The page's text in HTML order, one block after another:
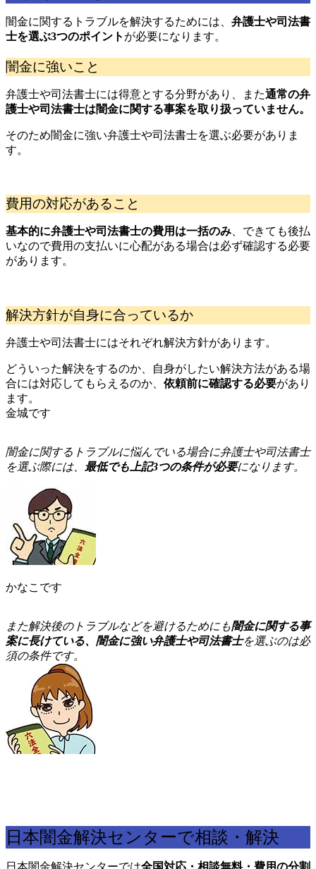
闇金に関するトラブルを解決するためには、 弁護士や司法書
士を選ぶ3つのポイント が必要になります。
闇金に強いこと
弁護士や司法書士には得意とする分野があり、また通常の弁
護士や司法書士は闇金に関する事案を取り扱っていません。
そのため闇金に強い弁護士や司法書士を選ぶ必要がありま
す。
費用の対応があること
基本的に弁護士や司法書士の費用は一括のみ、できても後払
いなので費用の支払いに心配がある場合は必ず確認する必要
があります。
解決方針が自身に合っているか
弁護士や司法書士にはそれぞれ解決方針があります。
どういった解決をするのか、自身がしたい解決方法がある場
合には対応してもらえるのか、 依頼前に確認する必要があり
ます。
金城です
闇金に関するトラブルに悩んでいる場合に弁護士や司法書士
を選ぶ際には、 最低でも上記3つの条件が必要になります。
かなこです
ま た解決後のトラブルなどを避けるためにも闇金に関する事
案に長けている、闇金に強い弁護士や司法書士を選ぶのは必
須の条件です。
日本闇金解決センターで相談・解決